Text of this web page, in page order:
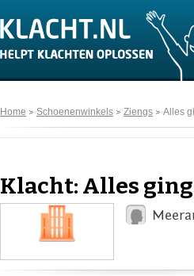
Home Schoenenwinkels Ziengs Alles
Klacht: Alles